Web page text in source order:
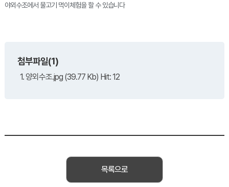
야외수조에서 물고기 먹이체험을 할 수 있습니다
첨부파일(1)
1. 양외수조.jpg (39.77 Kb) Hit: 12
목록으로